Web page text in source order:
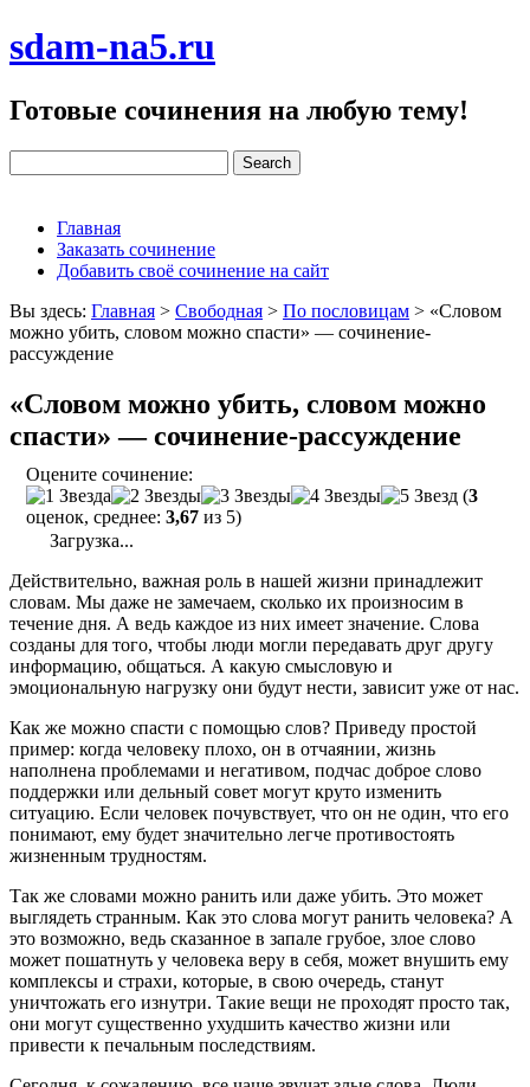
sdam-na5.ru
Готовые сочинения на любую тему!
Главная
Заказать сочинение
Добавить своё сочинение на сайт
Вы здесь: Главная > Свободная > По пословицам > «Словом
можно убить, словом можно спасти» — сочинение-
рассуждение
«Словом можно убить, словом можно
спасти» — сочинение-рассуждение
Оцените сочинение:
(3
оценок, среднее: 3,67 из 5)
Загрузка...
Действительно, важная роль в нашей жизни принадлежит
словам. Мы даже не замечаем, сколько их произносим в
течение дня. А ведь каждое из них имеет значение. Слова
созданы для того, чтобы люди могли передавать друг другу
информацию, общаться. А какую смысловую и
эмоциональную нагрузку они будут нести, зависит уже от нас.
Как же можно спасти с помощью слов? Приведу простой
пример: когда человеку плохо, он в отчаянии, жизнь
наполнена проблемами и негативом, подчас доброе слово
поддержки или дельный совет могут круто изменить
ситуацию. Если человек почувствует, что он не один, что его
понимают, ему будет значительно легче противостоять
жизненным трудностям.
Так же словами можно ранить или даже убить. Это может
выглядеть странным. Как это слова могут ранить человека? А
это возможно, ведь сказанное в запале грубое, злое слово
может пошатнуть у человека веру в себя, может внушить ему
комплексы и страхи, которые, в свою очередь, станут
уничтожать его изнутри. Такие вещи не проходят просто так,
они могут существенно ухудшить качество жизни или
привести к печальным последствиям.